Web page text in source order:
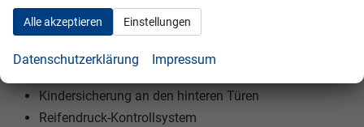
Elektronische Stabilitätskontrolle (ESC)
Fahrdynamisches Stabilitätsmanagement (VSM)
Front-, Seiten- und Kopfairbags (Beifahrerairbag
Kindersicherung an den hinteren Türen
Reifendruck-Kontrollsystem
Alle akzeptieren Einstellungen
Datenschutzerklärung Impressum